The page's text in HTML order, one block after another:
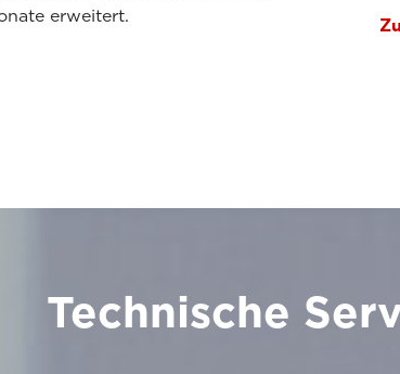
erweitert.
Technische